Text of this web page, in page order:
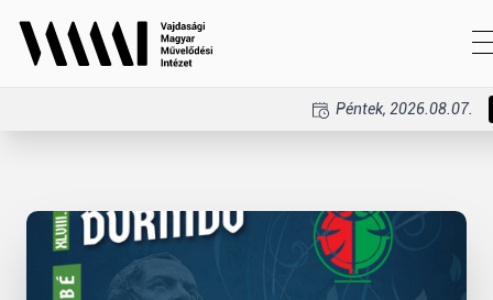
Péntek, 2026.08.07.